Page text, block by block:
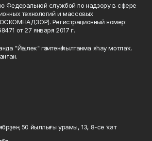
Федеральной службой по надзору в сфере
технологий и массовых
Регистрационный номер:
от 27 января 2017 г.
"Йәшлек" гәзитенә һылтанма яһау мотлаҡ.
50 йыллығы урамы, 13, 8-се ҡат